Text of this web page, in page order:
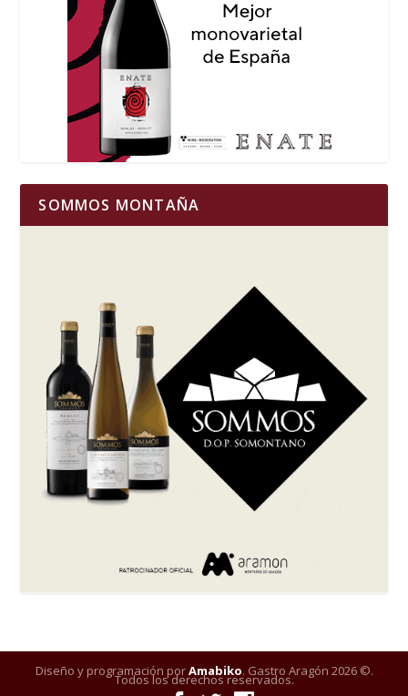
SOMMOS MONTAÑA
Diseño y programación porAmabiko. Gastro Aragón 2026 ©.
Todos los derechos reservados.